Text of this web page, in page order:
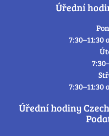
Úřední
7:30–11:30
7:30–11:30
Úřední hodiny